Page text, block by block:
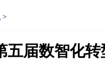
>
五届数智化